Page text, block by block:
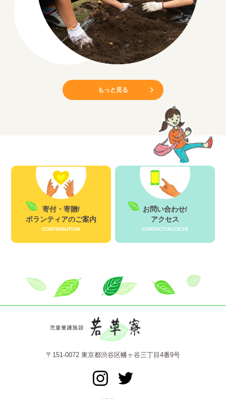
もっと見る
寄付・寄贈/
ボランティアのご案内
CONTRIBUTION
お問い合わせ/
アクセス
CONTACT/ACCESS
〒151-0072 東京都渋谷区幡ヶ谷三丁目4番9号